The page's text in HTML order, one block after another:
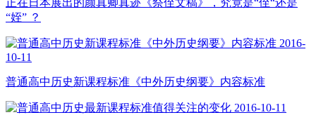
正在日本展出的颜真卿真迹《祭侄文稿》，究竟是“侄“还是
“姪” ？
2016-
10-11
普通高中历史新课程标准《中外历史纲要》内容标准
2016-10-11